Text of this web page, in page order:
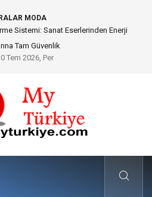
MODA
Teknik Uyumluluk ve Sürüş Konforu
Tem 2026, Per